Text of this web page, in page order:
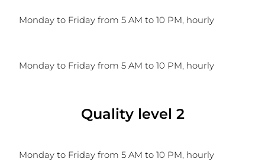
Monday to Friday from 5 AM to 10 PM, hourly
Monday to Friday from 5 AM to 10 PM, hourly
Quality level 2
Monday to Friday from 5 AM to 10 PM, hourly